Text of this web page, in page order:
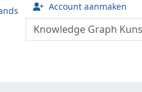
Account aanmaken